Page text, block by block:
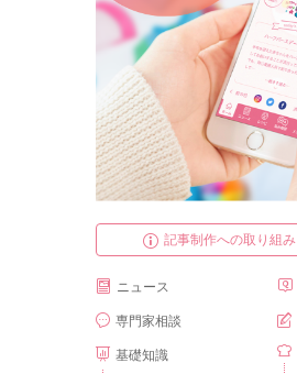
記事制作への取り組み
ニュース
専門家相談
基礎知識